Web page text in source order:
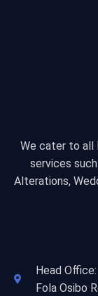
We cater to all
services
Alterations,
Head
Fola Osibo